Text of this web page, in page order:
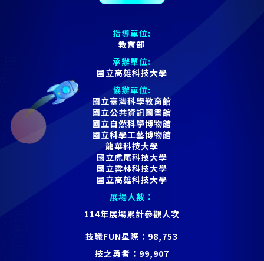
指導單位:
教育部
承辦單位:
國立高雄科技大學
協辦單位:
國立臺灣科學教育館
國立公共資訊圖書館
國立自然科學博物館
國立科學工藝博物館
龍華科技大學
國立虎尾科技大學
國立雲林科技大學
國立高雄科技大學
展場人數：
114年展場累計參觀人次
技職FUN星際： 98,753
技之勇者： 99,907